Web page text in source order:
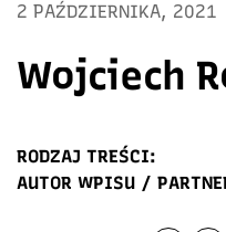
2 PAŹDZIERNIKA, 2021
Wojciech
RODZAJ TREŚCI:
AUTOR WPISU /